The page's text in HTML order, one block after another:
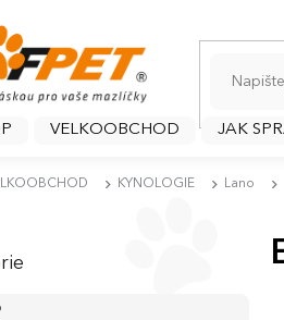
VELKOOBCHOD JAK
KYNOLOGIE Lano